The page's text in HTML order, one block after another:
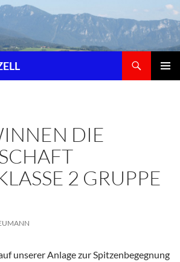
DIE
2 GRUPPE
unserer Anlage zur Spitzenbegegnung